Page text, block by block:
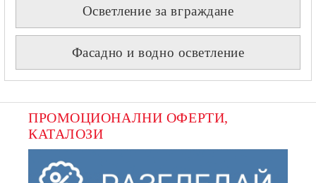
Осветление за вграждане
Фасадно и водно осветление
ПРОМОЦИОНАЛНИ ОФЕРТИ,
КАТАЛОЗИ